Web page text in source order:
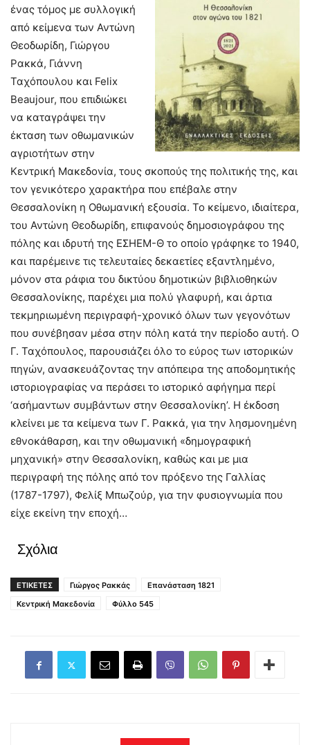
ένας τόμος με συλλογική
από κείμενα των Αντώνη
Θεοδωρίδη, Γιώργου
Ρακκά, Γιάννη
Ταχόπουλου και Felix
Beaujour, που επιδιώκει
να καταγράψει την
έκταση των οθωμανικών
αγριοτήτων στην
Κεντρική Μακεδονία, τους σκοπούς της πολιτικής της, και
τον γενικότερο χαρακτήρα που επέβαλε στην
Θεσσαλονίκη η Οθωμανική εξουσία. Το κείμενο, ιδιαίτερα,
του Αντώνη Θεοδωρίδη, επιφανούς δημοσιογράφου της
πόλης και ιδρυτή της ΕΣΗΕΜ-Θ το οποίο γράφηκε το 1940,
και παρέμεινε τις τελευταίες δεκαετίες εξαντλημένο,
μόνον στα ράφια του δικτύου δημοτικών βιβλιοθηκών
Θεσσαλονίκης, παρέχει μια πολύ γλαφυρή, και άρτια
τεκμηριωμένη περιγραφή-χρονικό όλων των γεγονότων
που συνέβησαν μέσα στην πόλη κατά την περίοδο αυτή. Ο
Γ. Ταχόπουλος, παρουσιάζει όλο το εύρος των ιστορικών
πηγών, ανασκευάζοντας την απόπειρα της αποδομητικής
ιστοριογραφίας να περάσει το ιστορικό αφήγημα περί
‘ασήμαντων συμβάντων στην Θεσσαλονίκη’. Η έκδοση
κλείνει με τα κείμενα των Γ. Ρακκά, για την λησμονημένη
εθνοκάθαρση, και την οθωμανική «δημογραφική
μηχανική» στην Θεσσαλονίκη, καθώς και με μια
περιγραφή της πόλης από τον πρόξενο της Γαλλίας
(1787-1797), Φελίξ Μπωζούρ, για την φυσιογνωμία που
είχε εκείνη την εποχή…
Σχόλια
ΕΤΙΚΕΤΕΣ Γιώργος Ρακκάς
Επανάσταση 1821
Κεντρική Μακεδονία
Φύλλο 545